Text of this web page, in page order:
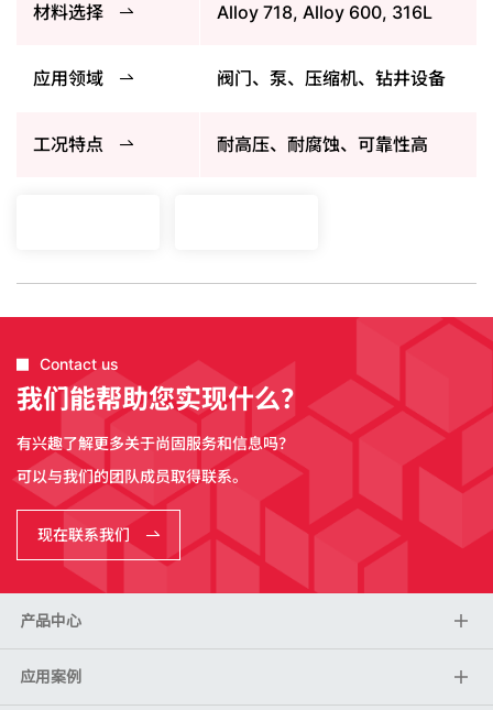
材料选择 Alloy 718, Alloy 600, 316L
应用领域 阀门、泵、压缩机、钻井设备
工况特点 耐高压、耐腐蚀、可靠性高
Contact us
我们能帮助您实现什么？
有兴趣了解更多关于尚固服务和信息吗？
可以与我们的团队成员取得联系。
现在联系我们
产品中心
应用案例